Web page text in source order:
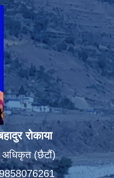
रोकाया
अधिकृत (छैटौं)